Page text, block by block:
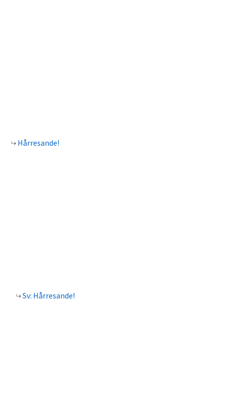
Hårresande!
Sv: Hårresande!